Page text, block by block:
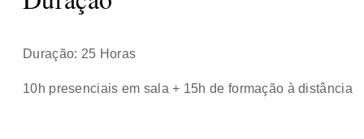
Duração: 25 Horas
10h presenciais em sala + 15h de formação à distância